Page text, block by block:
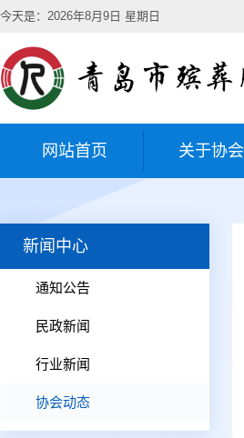
今天是：2026年8月9日 星期日
网站首页 关于协会
新闻中心
通知公告
民政新闻
行业新闻
协会动态